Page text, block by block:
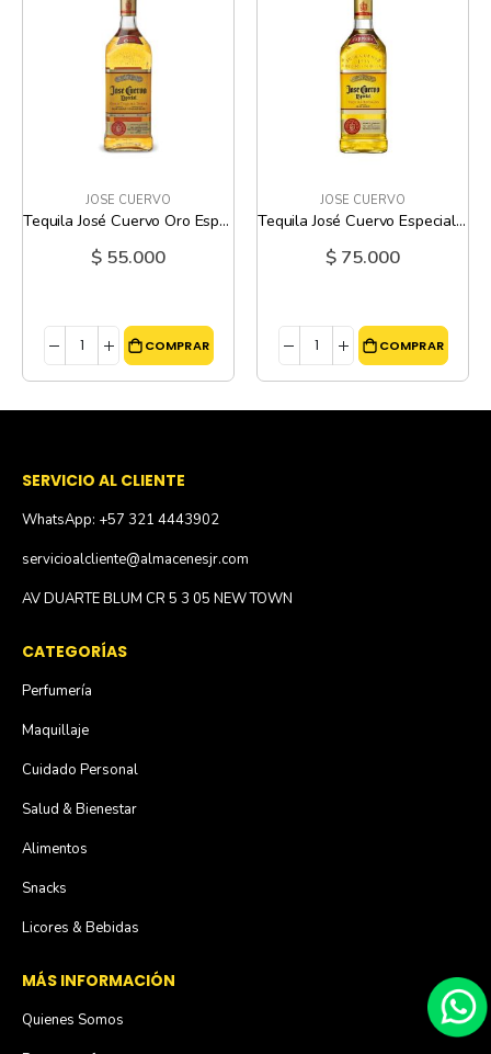
JOSE CUERVO
Tequila José Cuervo Oro Especial Reposado - 750 Ml
$ 55.000
COMPRAR
JOSE CUERVO
Tequila José Cuervo Especial Reposado - 1 Litro
$ 75.000
COMPRAR
SERVICIO AL CLIENTE
WhatsApp: +57 321 4443902
servicioalcliente@almacenesjr.com
AV DUARTE BLUM CR 5 3 05 NEW TOWN
CATEGORÍAS
Perfumería
Maquillaje
Cuidado Personal
Salud & Bienestar
Alimentos
Snacks
Licores & Bebidas
MÁS INFORMACIÓN
Quienes Somos